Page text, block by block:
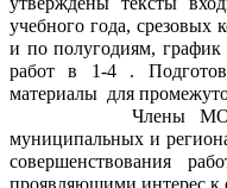
учебного года, срезовых
и по полугодиям, график
работ в 1-4 .
материалы для
Члены МО
муниципальных и
совершенствования